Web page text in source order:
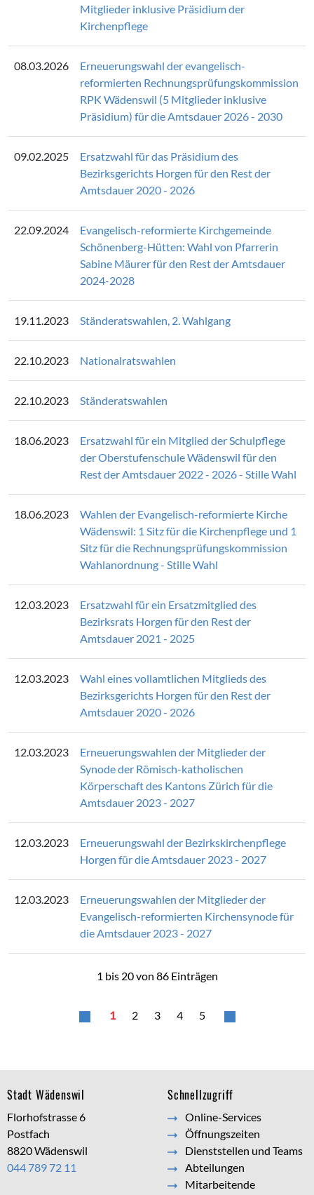
Mitglieder inklusive Präsidium der
Kirchenpflege
08.03.2026
Erneuerungswahl der evangelisch-
reformierten Rechnungsprüfungskommission
RPK Wädenswil (5 Mitglieder inklusive
Präsidium) für die Amtsdauer 2026 - 2030
09.02.2025
Ersatzwahl für das Präsidium des
Bezirksgerichts Horgen für den Rest der
Amtsdauer 2020 - 2026
22.09.2024
Evangelisch-reformierte Kirchgemeinde
Schönenberg-Hütten: Wahl von Pfarrerin
Sabine Mäurer für den Rest der Amtsdauer
2024-2028
19.11.2023 Ständeratswahlen, 2. Wahlgang
22.10.2023 Nationalratswahlen
22.10.2023 Ständeratswahlen
18.06.2023
Ersatzwahl für ein Mitglied der Schulpflege
der Oberstufenschule Wädenswil für den
Rest der Amtsdauer 2022 - 2026 - Stille Wahl
18.06.2023
Wahlen der Evangelisch-reformierte Kirche
Wädenswil: 1 Sitz für die Kirchenpflege und 1
Sitz für die Rechnungsprüfungskommission
Wahlanordnung - Stille Wahl
12.03.2023
Ersatzwahl für ein Ersatzmitglied des
Bezirksrats Horgen für den Rest der
Amtsdauer 2021 - 2025
12.03.2023
Wahl eines vollamtlichen Mitglieds des
Bezirksgerichts Horgen für den Rest der
Amtsdauer 2020 - 2026
12.03.2023
Erneuerungswahlen der Mitglieder der
Synode der Römisch-katholischen
Körperschaft des Kantons Zürich für die
Amtsdauer 2023 - 2027
12.03.2023
Erneuerungswahl der Bezirkskirchenpflege
Horgen für die Amtsdauer 2023 - 2027
12.03.2023
Erneuerungswahlen der Mitglieder der
Evangelisch-reformierten Kirchensynode für
die Amtsdauer 2023 - 2027
1 bis 20 von 86 Einträgen
1 2 3 4 5
Stadt Wädenswil
Florhofstrasse 6
Postfach
8820 Wädenswil
044 789 72 11
Schnellzugriff
Online-Services
Öffnungszeiten
Dienststellen und Teams
Abteilungen
Mitarbeitende